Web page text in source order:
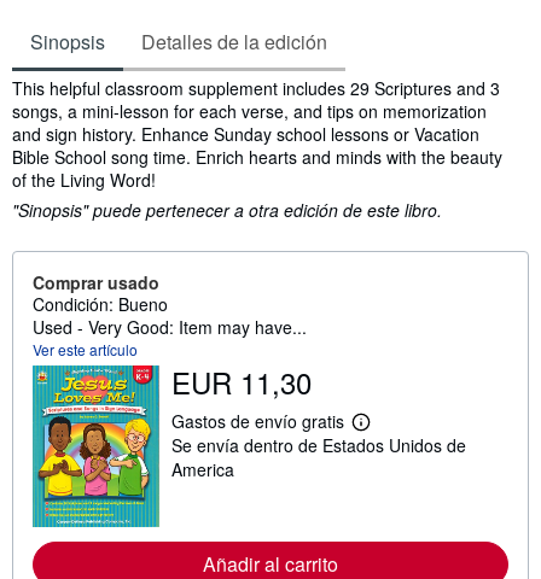
Sinopsis Detalles de la edición
Sinopsis
This helpful classroom supplement includes 29 Scriptures and 3
songs, a mini-lesson for each verse, and tips on memorization
and sign history. Enhance Sunday school lessons or Vacation
Bible School song time. Enrich hearts and minds with the beauty
of the Living Word!
"Sinopsis" puede pertenecer a otra edición de este libro.
Comprar usado
Condición: Bueno
Used - Very Good: Item may have...
Ver este artículo
EUR 11,30
Gastos de envío gratis
M
á
o
Se envía dentro de Estados Unidos de
America
Añadir al carrito